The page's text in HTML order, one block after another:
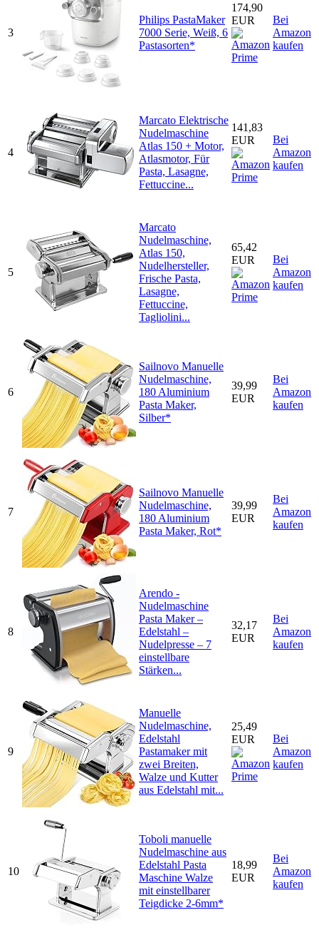
3
Philips PastaMaker
7000 Serie, Weiß, 6
Pastasorten*
174,90
EUR
Bei
Amazon
kaufen
4
Marcato Elektrische
Nudelmaschine
Atlas 150 + Motor,
Atlasmotor, Für
Pasta, Lasagne,
Fettuccine...
141,83
EUR
Bei
Amazon
kaufen
5
Marcato
Nudelmaschine,
Atlas 150,
Nudelhersteller,
Frische Pasta,
Lasagne,
Fettuccine,
Tagliolini...
65,42
EUR
Bei
Amazon
kaufen
6
Sailnovo Manuelle
Nudelmaschine,
180 Aluminium
Pasta Maker,
Silber*
39,99
EUR
Bei
Amazon
kaufen
7
Sailnovo Manuelle
Nudelmaschine,
180 Aluminium
Pasta Maker, Rot*
39,99
EUR
Bei
Amazon
kaufen
8
Arendo -
Nudelmaschine
Pasta Maker –
Edelstahl –
Nudelpresse – 7
einstellbare
Stärken...
32,17
EUR
Bei
Amazon
kaufen
9
Manuelle
Nudelmaschine,
Edelstahl
Pastamaker mit
zwei Breiten,
Walze und Kutter
aus Edelstahl mit...
25,49
EUR
Bei
Amazon
kaufen
10
Toboli manuelle
Nudelmaschine aus
Edelstahl Pasta
Maschine Walze
mit einstellbarer
Teigdicke 2-6mm*
18,99
EUR
Bei
Amazon
kaufen